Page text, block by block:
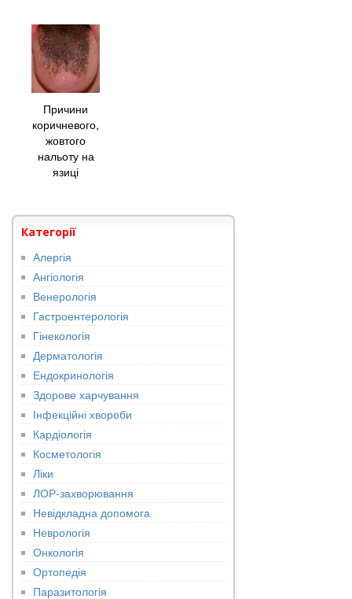
Причини
коричневого,
жовтого
нальоту на
язиці
Категорії
Алергія
Ангіологія
Венерологія
Гастроентерологія
Гінекологія
Дерматологія
Ендокринологія
Здорове харчування
Інфекційні хвороби
Кардіологія
Косметологія
Ліки
ЛОР-захворювання
Невідкладна допомога
Неврологія
Онкологія
Ортопедія
Паразитологія